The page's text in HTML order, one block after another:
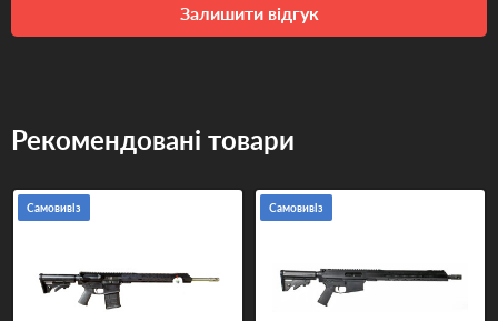
Залишити відгук
Рекомендовані товари
Самовивіз Самовивіз